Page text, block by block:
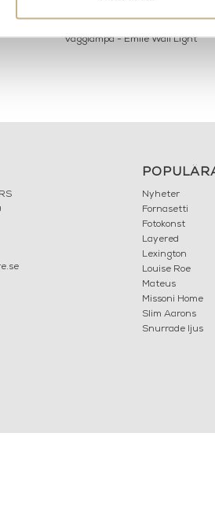
Vägglampa - Emile Wall Light
Nyheter
Fornasetti
Fotokonst
Layered
Lexington
Louise Roe
Mateus
Missoni Home
Slim Aarons
Snurrade ljus